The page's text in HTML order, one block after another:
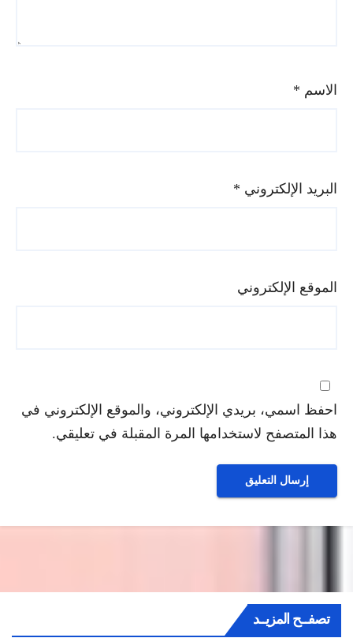
الاسم*
البريد الإلكتروني*
الموقع الإلكتروني
احفظ اسمي، بريدي الإلكتروني، والموقع الإلكتروني في
هذا المتصفح لاستخدامها المرة المقبلة في تعليقي.
تصفــح المزيــد